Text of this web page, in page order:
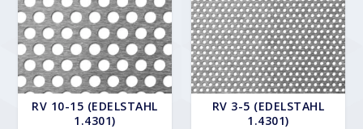
RV 10-15 (EDELSTAHL
1.4301)
RV 3-5 (EDELSTAHL
1.4301)